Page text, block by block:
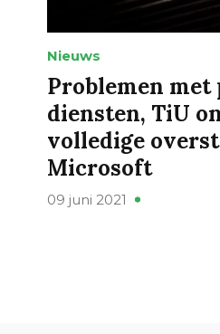
Nieuws
Problemen
diensten, TiU
volledige
Microsoft
09 juni 2021